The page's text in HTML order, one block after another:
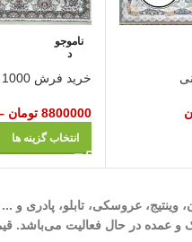
ناموجو
د
خرید فرش 1000 شانه افشان صدف کرم
8800000 تومان
انتخاب گزینه ها
ماشینی نظیر طرح 700 شانه، 700 شانه، 1000 شانه، 1200 شانه، گلیم، گبه،
اینترنتی و حضوری، تک و عمده در حال